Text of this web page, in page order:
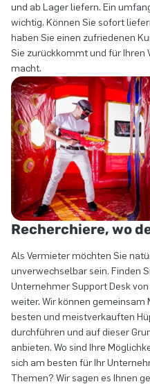
und ab Lager liefern. Ein
wichtig. Können Sie sofort
haben Sie einen zufriedenen
Sie zurückkommt und für Ihren
macht.
Recherchiere, wo
Als Vermieter möchten Sie
unverwechselbar sein. Finden
Unternehmer Support Desk
weiter. Wir können gemeinsam
besten und meistverkauften
durchführen und auf dieser
anbieten. Wo sind Ihre
sich am besten für Ihr
Themen? Wir sagen es Ihnen